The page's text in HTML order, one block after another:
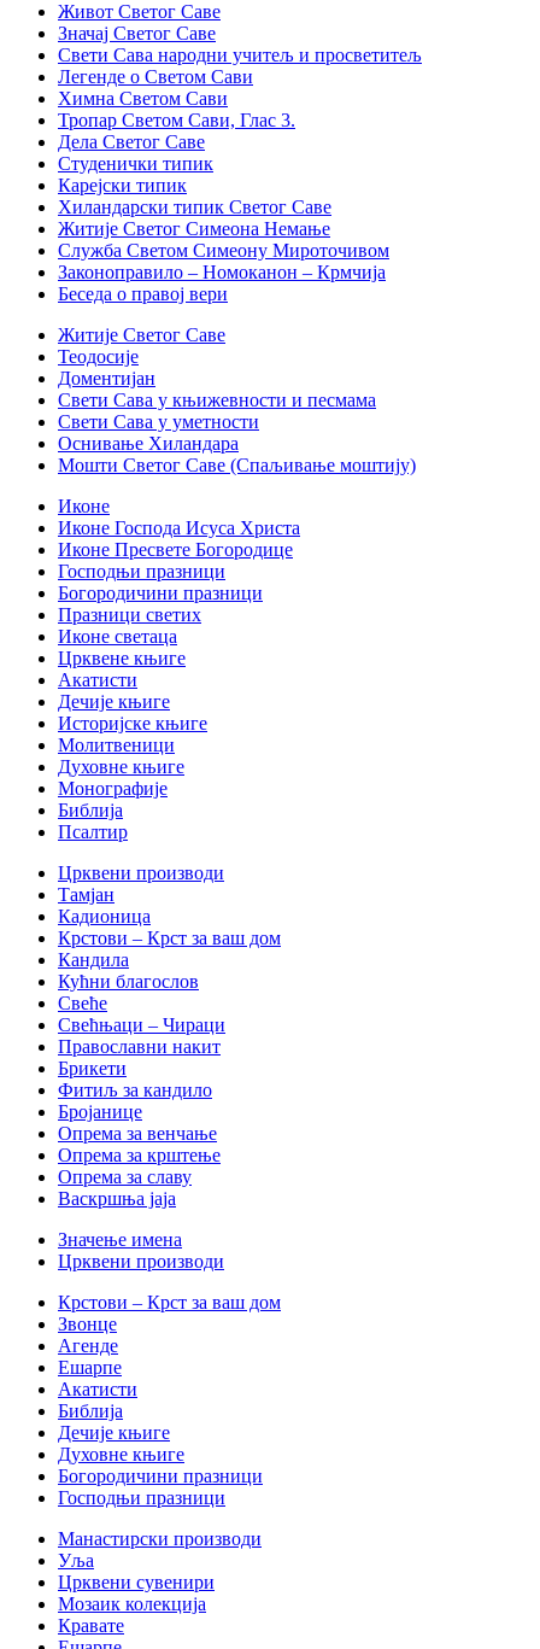
Живот Светог Саве
Значај Светог Саве
Свети Сава народни учитељ и просветитељ
Легенде о Светом Сави
Химна Светом Сави
Тропар Светом Сави, Глас 3.
Дела Светог Саве
Студенички типик
Карејски типик
Хиландарски типик Светог Саве
Житије Светог Симеона Немање
Служба Светом Симеону Мироточивом
Законоправило – Номоканон – Крмчија
Беседа о правој вери
Житије Светог Саве
Теодосије
Доментијан
Свети Сава у књижевности и песмама
Свети Сава у уметности
Оснивање Хиландара
Мошти Светог Саве (Спаљивање моштију)
Иконе
Иконе Господа Исуса Христа
Иконе Пресвете Богородице
Господњи празници
Богородичини празници
Празници светих
Иконе светаца
Црквене књиге
Акатисти
Дечије књиге
Историјске књиге
Молитвеници
Духовне књиге
Монографије
Библија
Псалтир
Црквени производи
Тамјан
Кадионица
Крстови – Крст за ваш дом
Кандила
Кућни благослов
Свеће
Свећњаци – Чираци
Православни накит
Брикети
Фитиљ за кандило
Бројанице
Опрема за венчање
Опрема за крштење
Опрема за славу
Васкршња јаја
Значење имена
Црквени производи
Крстови – Крст за ваш дом
Звонце
Агенде
Ешарпе
Акатисти
Библија
Дечије књиге
Духовне књиге
Богородичини празници
Господњи празници
Манастирски производи
Уља
Црквени сувенири
Мозаик колекција
Кравате